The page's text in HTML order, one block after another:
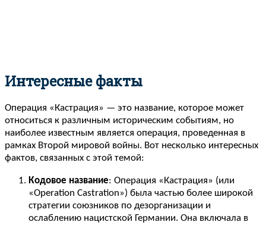
Интересные факты
Операция «Кастрация» — это название, которое может
относиться к различным историческим событиям, но
наиболее известным является операция, проведенная в
рамках Второй мировой войны. Вот несколько интересных
фактов, связанных с этой темой:
Кодовое название: Операция «Кастрация» (или
«Operation Castration») была частью более широкой
стратегии союзников по дезорганизации и
ослаблению нацистской Германии. Она включала в